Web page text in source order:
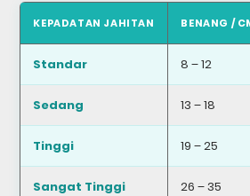
KEPADATAN JAHITAN BENANG /
Standar 8 – 12
Sedang 13 – 18
Tinggi 19 – 25
Sangat Tinggi 26 – 35